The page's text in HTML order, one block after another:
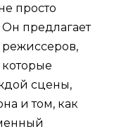
просто
Он предлагает
сцены,
и том, как